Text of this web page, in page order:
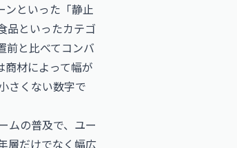
ンといった「静止
品といったカテゴ
前と比べてコンバ
商材によって幅が
さくない数字で
ムの普及で、ユー
層だけでなく幅広